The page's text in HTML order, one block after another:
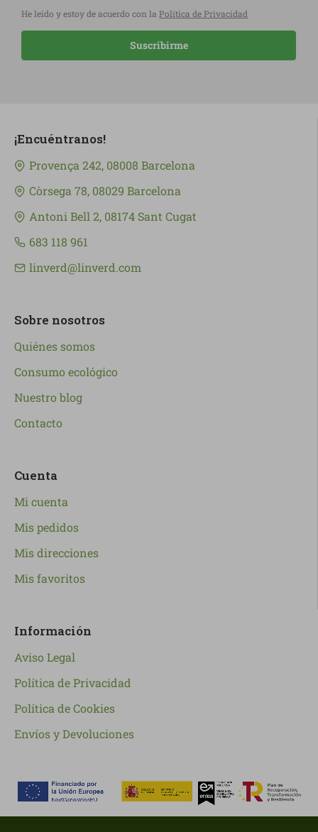
He leído y estoy de acuerdo con la Política de Privacidad
Suscribirme
¡Encuéntranos!
Provença 242, 08008 Barcelona
Còrsega 78, 08029 Barcelona
Antoni Bell 2, 08174 Sant Cugat
683 118 961
linverd@linverd.com
Sobre nosotros
Quiénes somos
Consumo ecológico
Nuestro blog
Contacto
Cuenta
Mi cuenta
Mis pedidos
Mis direcciones
Mis favoritos
Información
Aviso Legal
Política de Privacidad
Política de Cookies
Envíos y Devoluciones